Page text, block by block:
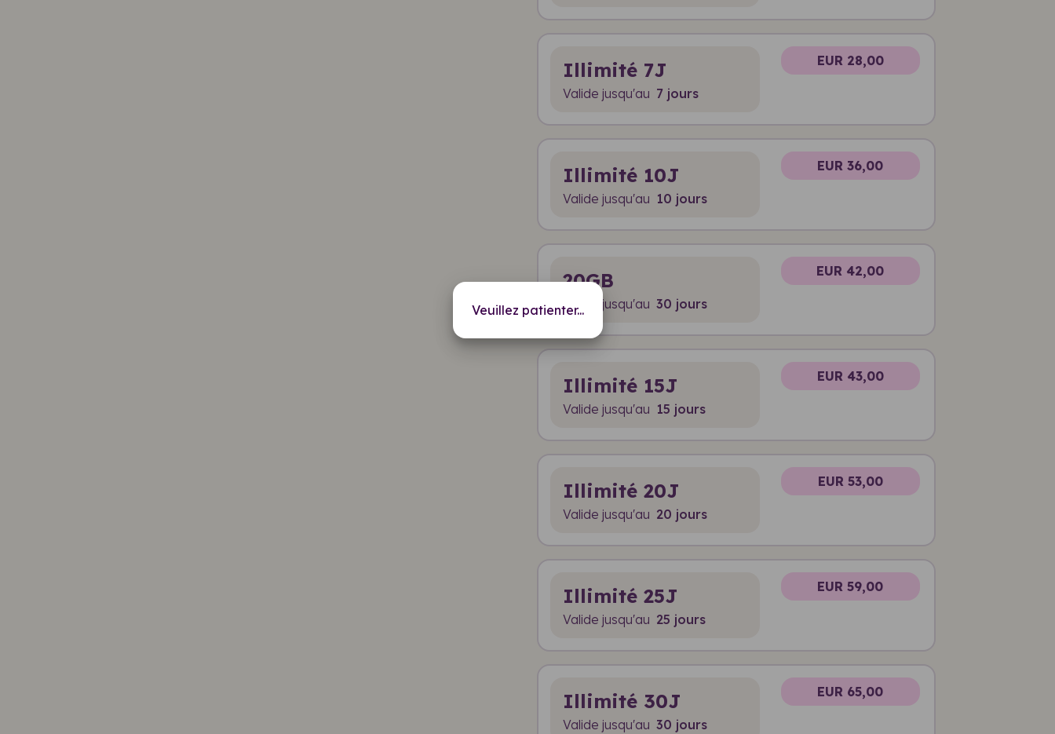
Veuillez patienter...
Illimité 7J
Valide jusqu'au 7 jours
EUR 28,00
Illimité 10J
Valide jusqu'au 10 jours
EUR 36,00
20GB
Valide jusqu'au 30 jours
EUR 42,00
Illimité 15J
Valide jusqu'au 15 jours
EUR 43,00
Illimité 20J
Valide jusqu'au 20 jours
EUR 53,00
Illimité 25J
Valide jusqu'au 25 jours
EUR 59,00
Illimité 30J
Valide jusqu'au 30 jours
EUR 65,00